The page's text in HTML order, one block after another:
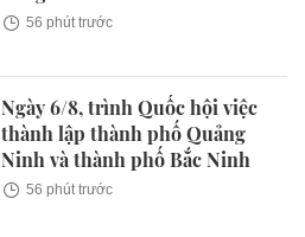
56 phút trước
Ngày 6/8, trình Quốc hội việc
thành lập thành phố Quảng
Ninh và thành phố Bắc Ninh
56 phút trước